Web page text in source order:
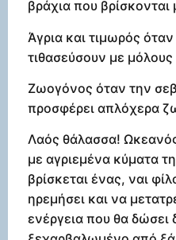
βράχια που
Άγρια και τιμωρός
τιθασεύσουν με μόλους
Ζωογόνος όταν την
προσφέρει απλόχερα
Λαός θάλασσα!
με αγριεμένα κύματα
βρίσκεται ένας, ναι
ηρεμήσει και να
ενέργεια που θα δώσει